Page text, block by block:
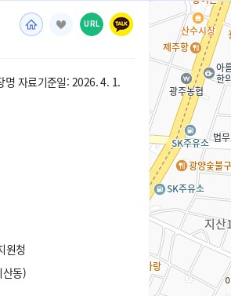
URL
명 자료기준일: 2026. 4. 1.
원청
산동)